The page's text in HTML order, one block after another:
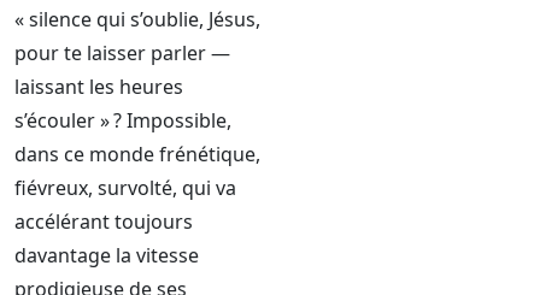
« silence qui s’oublie, Jésus,
pour te laisser parler —
laissant les heures
s’écouler » ? Impossible,
dans ce monde frénétique,
fiévreux, survolté, qui va
accélérant toujours
davantage la vitesse
prodigieuse de ses